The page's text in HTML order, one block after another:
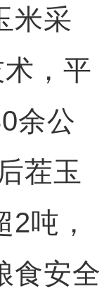
米采
术，平
余公
茬玉
吨，
食安全